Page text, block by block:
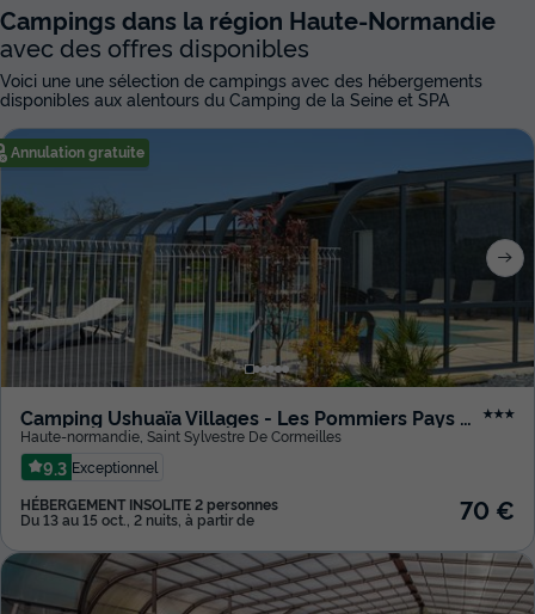
Campings dans la région Haute-Normandie
avec des offres disponibles
Voici une une sélection de campings avec des hébergements
disponibles aux alentours du Camping de la Seine et SPA
Annulation gratuite
Camping Ushuaïa Villages - Les Pommiers Pays d'Auge ★★★
Haute-normandie Saint Sylvestre De Cormeilles
9.3 Exceptionnel
HÉBERGEMENT INSOLITE 2 personnes
Du 13 au 15 oct., 2 nuits, à partir de 70 €